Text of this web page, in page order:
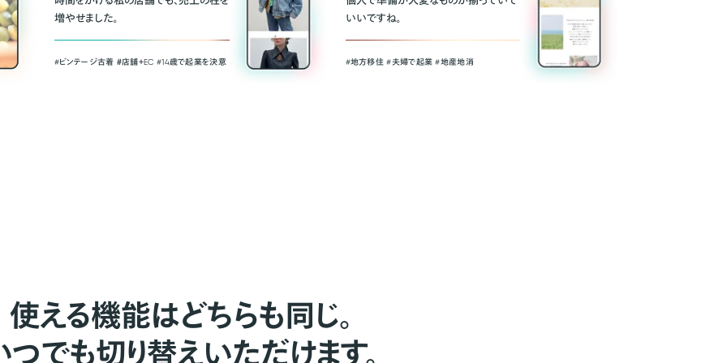
増やせました。
#ビンテージ古着 ＃店舗＋EC #14歳で起業を決意
いいですね。
#地方移住 #夫婦で起業 #地産地消
使える機能はどちらも同じ。
つでも切り替えいただけます。